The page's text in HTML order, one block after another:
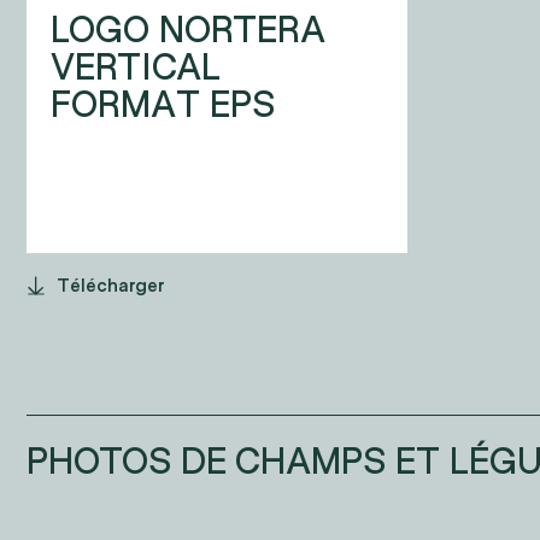
LOGO NORTERA
VERTICAL
FORMAT EPS
Télécharger
PHOTOS DE CHAMPS ET